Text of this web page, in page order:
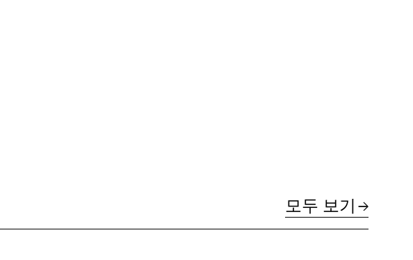
모두 보기